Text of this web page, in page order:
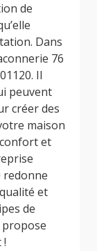
de
Dans
76
Il
peuvent
créer des
maison
et
redonne
et
de